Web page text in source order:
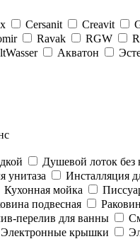
Cersanit Creavit
Ravak RGW
Акватон
Душевой лоток без
унитаза Инсталляция
Кухонная мойка
подвесная
перелив для ванны
Электронные крышки